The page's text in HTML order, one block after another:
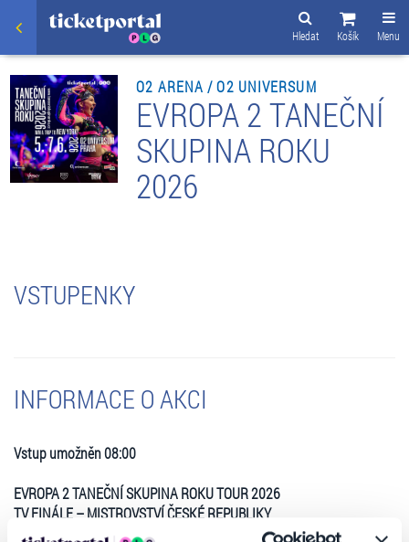
Menu
Košík
Hledat
O2 ARENA / O2 UNIVERSUM
EVROPA 2 TANEČNÍ
SKUPINA ROKU
2026
VSTUPENKY
INFORMACE O AKCI
Vstup umožněn 08:00
EVROPA 2 TANEČNÍ SKUPINA ROKU TOUR 2026
TV FINÁLE–MISTROVSTVÍ ČESKÉREPUBLIKY